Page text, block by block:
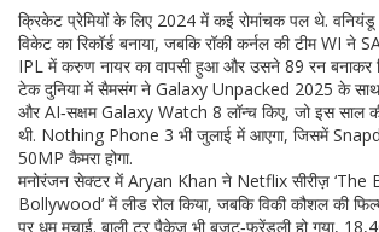
क्रिकेट प्रेमियों के लिए 2024 में कई रोमांचक पल थे.
विकेट का रिकॉर्ड बनाया, जबकि रॉकी कर्नल की टीम WI ने
IPL में करुण नायर का वापसी हुआ और उसने 89 रन बनाकर
टेक दुनिया में सैमसंग ने Galaxy Unpacked 2025 के
और AI‑सक्षम Galaxy Watch 8 लॉन्च किए, जो इस साल
थी. Nothing Phone 3 भी जुलाई में आएगा, जिसमें
50MP कैमरा होगा.
मनोरंजन सेक्टर में Aryan Khan ने Netflix सीरीज़
Bollywood’ में लीड रोल किया, जबकि विकी कौशल की
पर धूम मचाई. बाली टूर पैकेज भी बजट‑फ्रेंडली हो गया,